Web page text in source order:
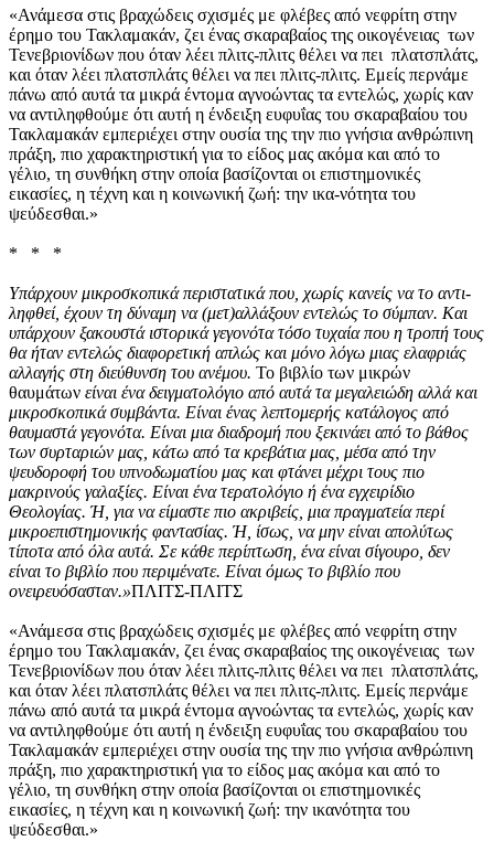
«Ανάμεσα στις βραχώδεις σχισμές με φλέβες από νεφρίτη στην
έρημο του Τακλαμακάν, ζει ένας σκαραβαίος της οικογένειας των
Τενεβριονίδων που όταν λέει πλιτς-πλιτς θέλει να πει πλατσπλάτς,
και όταν λέει πλατσπλάτς θέλει να πει πλιτς-πλιτς. Εμείς περνάμε
πάνω από αυτά τα μικρά έντομα αγνοώντας τα εντελώς, χωρίς καν
να αντιληφθούμε ότι αυτή η ένδειξη ευφυΐας του σκαραβαίου του
Τακλαμακάν εμπεριέχει στην ουσία της την πιο γνήσια ανθρώπινη
πράξη, πιο χαρακτηριστική για το είδος μας ακόμα και από το
γέλιο, τη συνθήκη στην οποία βασίζονται οι επιστημονικές
εικασίες, η τέχνη και η κοινωνική ζωή: την ικα-νότητα του
ψεύδεσθαι.»
* * *
Υπάρχουν μικροσκοπικά περιστατικά που, χωρίς κανείς να το αντι-
ληφθεί, έχουν τη δύναμη να (μετ)αλλάξουν εντελώς το σύμπαν. Και
υπάρχουν ξακουστά ιστορικά γεγονότα τόσο τυχαία που η τροπή τους
θα ήταν εντελώς διαφορετική απλώς και μόνο λόγω μιας ελαφριάς
αλλαγής στη διεύθυνση του ανέμου. Το βιβλίο των μικρών
θαυμάτων είναι ένα δειγματολόγιο από αυτά τα μεγαλειώδη αλλά και
μικροσκοπικά συμβάντα. Είναι ένας λεπτομερής κατάλογος από
θαυμαστά γεγονότα. Είναι μια διαδρομή που ξεκινάει από το βάθος
των συρταριών μας, κάτω από τα κρεβάτια μας, μέσα από την
ψευδοροφή του υπνοδωματίου μας και φτάνει μέχρι τους πιο
μακρινούς γαλαξίες. Είναι ένα τερατολόγιο ή ένα εγχειρίδιο
Θεολογίας. Ή, για να είμαστε πιο ακριβείς, μια πραγματεία περί
μικροεπιστημονικής φαντασίας. Ή, ίσως, να μην είναι απολύτως
τίποτα από όλα αυτά. Σε κάθε περίπτωση, ένα είναι σίγουρο, δεν
είναι το βιβλίο που περιμένατε. Είναι όμως το βιβλίο που
ονειρευόσασταν.»ΠΛΙΤΣ-ΠΛΙΤΣ
«Ανάμεσα στις βραχώδεις σχισμές με φλέβες από νεφρίτη στην
έρημο του Τακλαμακάν, ζει ένας σκαραβαίος της οικογένειας των
Τενεβριονίδων που όταν λέει πλιτς-πλιτς θέλει να πει πλατσπλάτς,
και όταν λέει πλατσπλάτς θέλει να πει πλιτς-πλιτς. Εμείς περνάμε
πάνω από αυτά τα μικρά έντομα αγνοώντας τα εντελώς, χωρίς καν
να αντιληφθούμε ότι αυτή η ένδειξη ευφυΐας του σκαραβαίου του
Τακλαμακάν εμπεριέχει στην ουσία της την πιο γνήσια ανθρώπινη
πράξη, πιο χαρακτηριστική για το είδος μας ακόμα και από το
γέλιο, τη συνθήκη στην οποία βασίζονται οι επιστημονικές
εικασίες, η τέχνη και η κοινωνική ζωή: την ικανότητα του
ψεύδεσθαι.»